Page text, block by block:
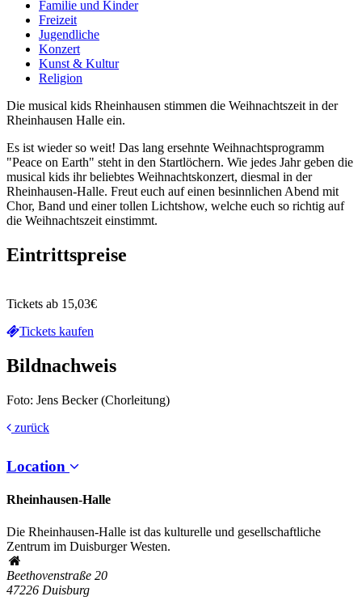
Familie und Kinder
Freizeit
Jugendliche
Konzert
Kunst & Kultur
Religion
Die musical kids Rheinhausen stimmen die Weihnachtszeit in der
Rheinhausen Halle ein.
Es ist wieder so weit! Das lang ersehnte Weihnachtsprogramm
"Peace on Earth" steht in den Startlöchern. Wie jedes Jahr geben die
musical kids ihr beliebtes Weihnachtskonzert, diesmal in der
Rheinhausen-Halle. Freut euch auf einen besinnlichen Abend mit
Chor, Band und einer tollen Lichtshow, welche euch so richtig auf
die Weihnachtszeit einstimmt.
Eintrittspreise
Tickets ab 15,03€
Tickets kaufen
Bildnachweis
Foto: Jens Becker (Chorleitung)
zurück
Location
Rheinhausen-Halle
Die Rheinhausen-Halle ist das kulturelle und gesellschaftliche
Zentrum im Duisburger Westen.
Beethovenstraße 20
47226 Duisburg